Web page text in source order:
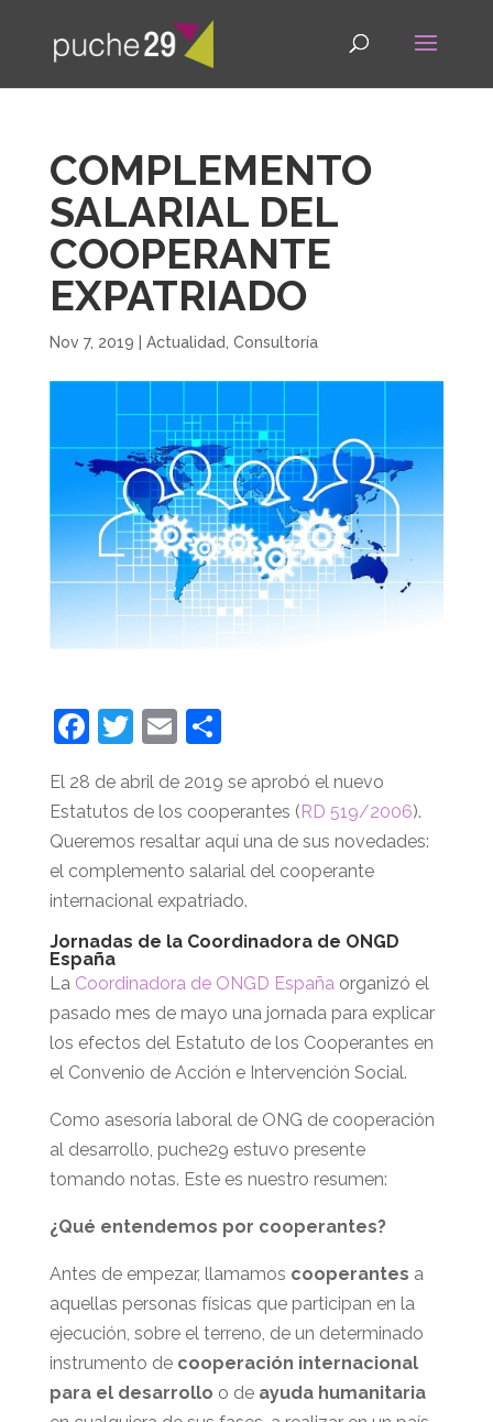
COMPLEMENTO
SALARIAL DEL
COOPERANTE
EXPATRIADO
Nov 7, 2019 Actualidad Consultoría
F
c
e
b
o
o
k
T
itt
er
E
ai
l
C
m
p
ar
tir
El 28 de abril de 2019 se aprobó el nuevo
Estatutos de los cooperantes (RD 519/2006).
Queremos resaltar aquí una de sus novedades:
el complemento salarial del cooperante
internacional expatriado.
Jornadas de la Coordinadora de ONGD
España
La Coordinadora de ONGD Españaorganizó el
pasado mes de mayo una jornada para explicar
los efectos del Estatuto de los Cooperantes en
el Convenio de Acción e Intervención Social.
Como asesoría laboral de ONG de cooperación
al desarrollo, puche29 estuvo presente
tomando notas. Este es nuestro resumen:
¿Qué entendemos por cooperantes?
Antes de empezar, llamamos cooperantes a
aquellas personas físicas que participan en la
ejecución, sobre el terreno, de un determinado
instrumento de cooperación internacional
para el desarrollo o de ayuda humanitaria